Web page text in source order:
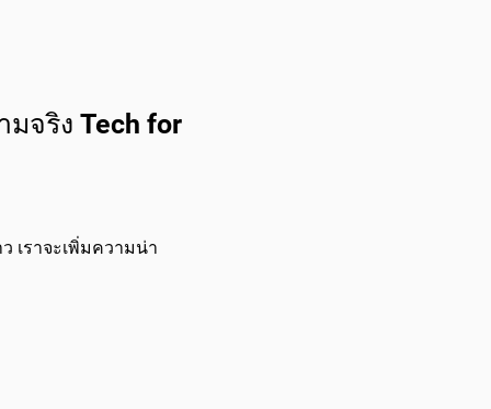
จริง Tech for
เราจะเพิ่มความน่า